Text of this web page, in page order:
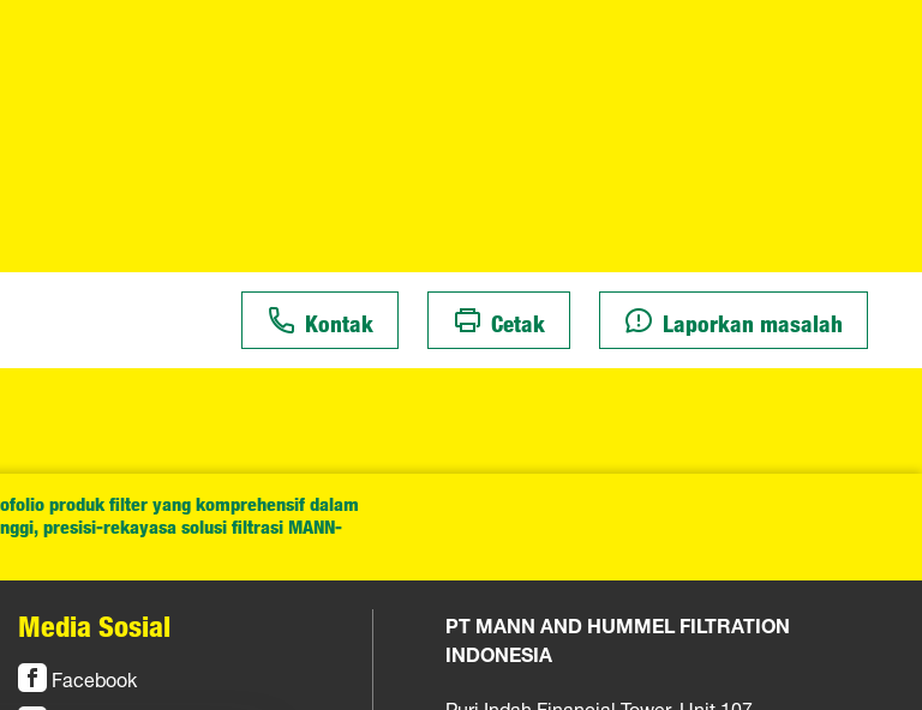
Kontak Cetak Laporkan masalah
produk filter yang komprehensif dalam
presisi-rekayasa solusi filtrasi MANN-
Media Sosial
Facebook
PT MANN AND HUMMEL FILTRATION
INDONESIA